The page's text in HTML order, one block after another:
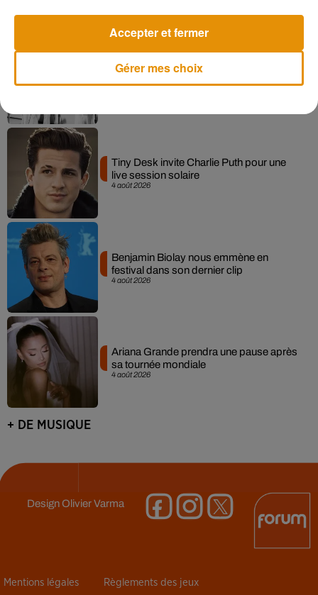
Après le film, bientôt une docu-série sur
4 août 2026
Tiny Desk invite Charlie Puth pour une
live session solaire
4 août 2026
Benjamin Biolay nous emmène en
festival dans son dernier clip
4 août 2026
Ariana Grande prendra une pause après
sa tournée mondiale
+ DE MUSIQUE
DesignOlivier Varma
Mentions légales Règlements des jeux
Gérer mes choix
Accepter et fermer